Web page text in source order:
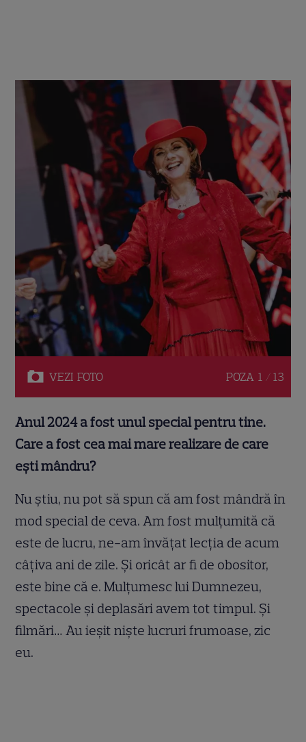
VEZI FOTO POZA 1 / 13
Anul 2024 a fost unul special pentru tine.
Care a fost cea mai mare realizare de care
ești mândru?
Nu ştiu, nu pot să spun că am fost mândră în
mod special de ceva. Am fost mulţumită că
este de lucru, ne-am învăţat lecţia de acum
câţiva ani de zile. Şi oricât ar fi de obositor,
este bine că e. Mulţumesc lui Dumnezeu,
spectacole şi deplasări avem tot timpul. Şi
filmări… Au ieşit nişte lucruri frumoase, zic
eu.